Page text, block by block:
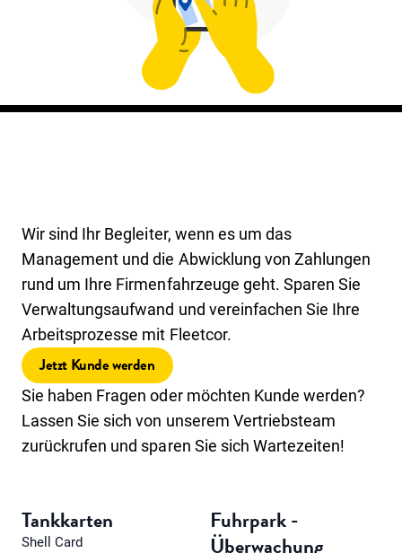
Wir sind Ihr Begleiter, wenn es um das
Management und die Abwicklung von Zahlungen
rund um Ihre Firmenfahrzeuge geht. Sparen Sie
Verwaltungsaufwand und vereinfachen Sie Ihre
Arbeitsprozesse mit Fleetcor.
Jetzt Kunde werden
Sie haben Fragen oder möchten Kunde werden?
Lassen Sie sich von unserem Vertriebsteam
zurückrufen und sparen Sie sich Wartezeiten!
Tankkarten
Shell Card
Fuhrpark -
Überwachung